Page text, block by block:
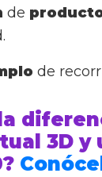
de
de
3D y